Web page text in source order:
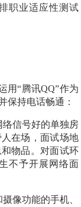
职业适应性测试
用“腾讯QQ”作为
保持电话畅通：
信号好的单独房
在场 ，面试场地
物品。 对面试环
不予开展网络面
像功能的手机、